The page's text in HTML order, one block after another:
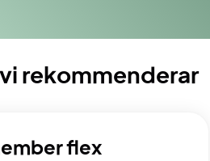
rekommenderar
flex